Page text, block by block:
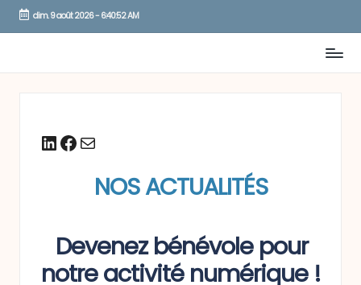
Skip
dim. 9 août 2026- 6:40:52 AM
LinkedIn
Facebook
Mail
NOS ACTUALITÉS
Devenez bénévole pour
notre activité numérique !